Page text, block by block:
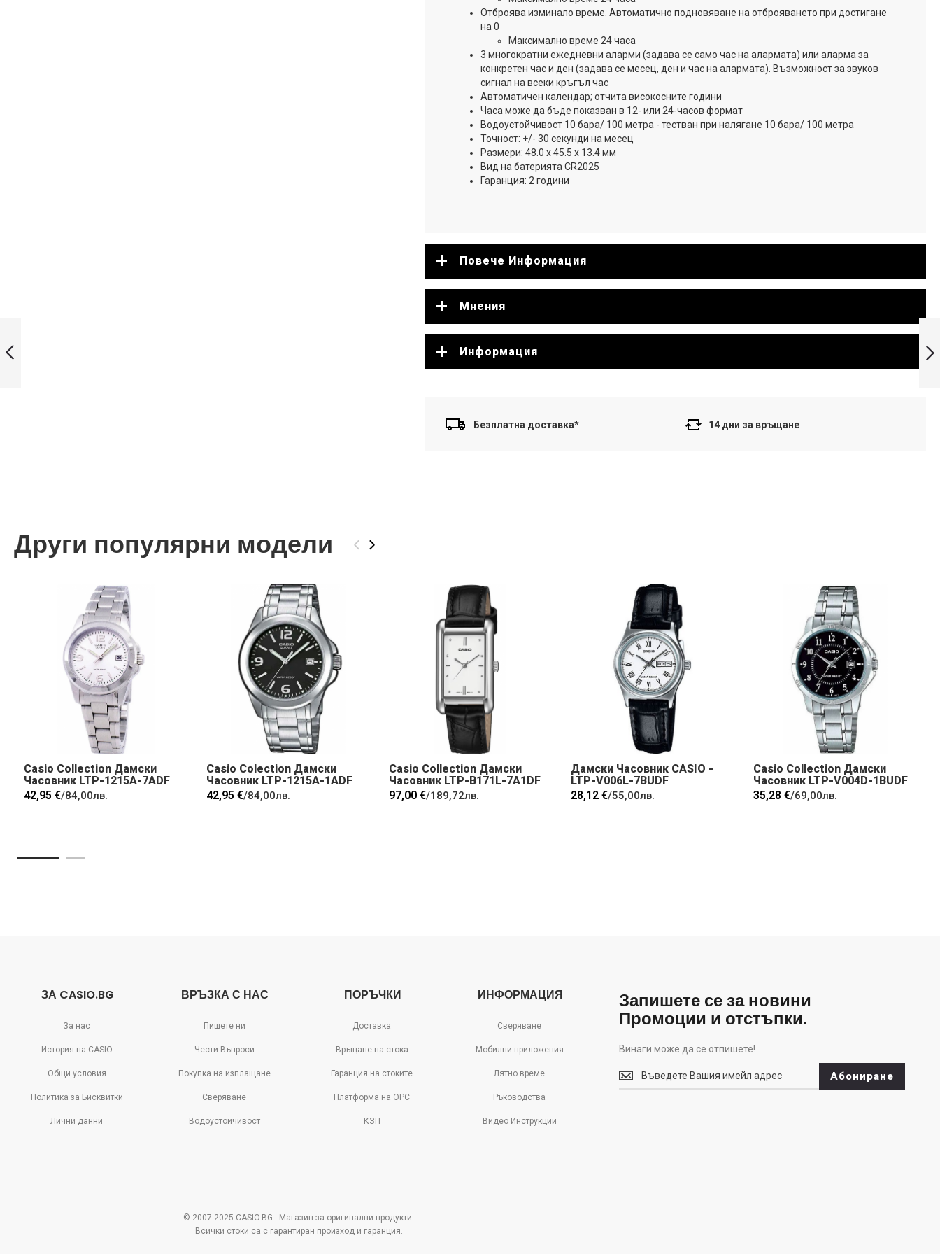
Casio MTP-
1300D-1AVEF
Отброява изминало време. Автоматично подновяване на отброяването при достигане
на 0
Максимално време 24 часа
3 многократни ежедневни аларми (задава се само час на алармата) или аларма за
конкретен час и ден (задава се месец, ден и час на алармата). Възможност за звуков
сигнал на всеки кръгъл час
Автоматичен календар; отчита високосните години
Часа може да бъде показван в 12- или 24-часов формат
Водоустойчивост 10 бара/ 100 метра - тестван при налягане 10 бара/ 100 метра
Точност: +/- 30 секунди на месец
Размери: 48.0 х 45.5 х 13.4 мм
Вид на батерията CR2025
Гаранция: 2 години
Повече Информация
Мнения
Информация
Безплатна доставка* 14 дни за връщане
Други популярни модели ‹ ›
Casio Collection Дамски
Часовник LTP-1215A-7ADF
42,95 €/84,00лв.
Casio Colection Дамски
Часовник LTP-1215A-1ADF
42,95 €/84,00лв.
Casio Collection Дамски
Часовник LTP-B171L-7A1DF
97,00 €/189,72лв.
Дамски Часовник CASIO -
LTP-V006L-7BUDF
28,12 €/55,00лв.
Casio Collection Дамски
Часовник LTP-V004D-1BUDF
35,28 €/69,00лв.
Запишете се за новини
Промоции и отстъпки.
Винаги може да се отпишете!
Винаги
може
Абониране
ЗА CASIO.BG
За нас
История на CASIO
Общи условия
Политика за Бисквитки
Лични данни
ВРЪЗКА С НАС
Пишете ни
Чести Въпроси
Покупка на изплащане
Сверяване
Водоустойчивост
ПОРЪЧКИ
Доставка
Връщане на стока
Гаранция на стоките
Платформа на ОРС
КЗП
ИНФОРМАЦИЯ
Сверяване
Мобилни приложения
Лятно време
Ръководства
Видео Инструкции
© 2007-2025 CASIO.BG - Магазин за оригинални продукти.
Всички стоки са с гарантиран произход и гаранция.